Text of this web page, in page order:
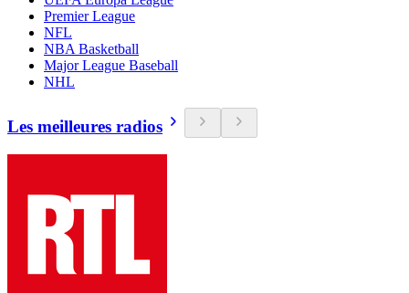
Premier League
NFL
NBA Basketball
Major League Baseball
NHL
Les meilleures radios